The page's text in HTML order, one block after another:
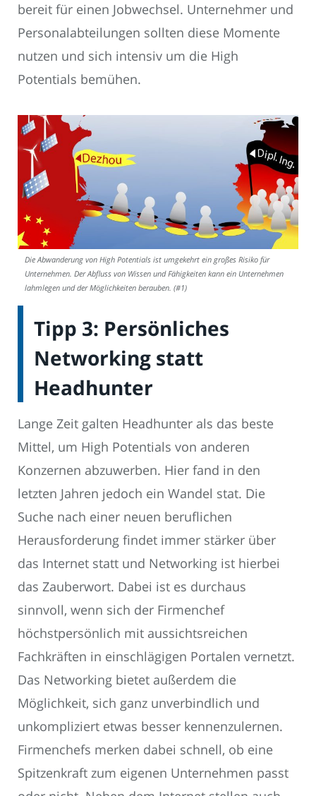
bereit für einen Jobwechsel. Unternehmer und
Personalabteilungen sollten diese Momente
nutzen und sich intensiv um die High
Potentials bemühen.
Die Abwanderung von High Potentials ist umgekehrt ein großes Risiko für
Unternehmen. Der Abfluss von Wissen und Fähigkeiten kann ein Unternehmen
lahmlegen und der Möglichkeiten berauben. (#1)
Tipp 3: Persönliches
Networking statt
Headhunter
Lange Zeit galten Headhunter als das beste
Mittel, um High Potentials von anderen
Konzernen abzuwerben. Hier fand in den
letzten Jahren jedoch ein Wandel stat. Die
Suche nach einer neuen beruflichen
Herausforderung findet immer stärker über
das Internet statt und Networking ist hierbei
das Zauberwort. Dabei ist es durchaus
sinnvoll, wenn sich der Firmenchef
höchstpersönlich mit aussichtsreichen
Fachkräften in einschlägigen Portalen vernetzt.
Das Networking bietet außerdem die
Möglichkeit, sich ganz unverbindlich und
unkompliziert etwas besser kennenzulernen.
Firmenchefs merken dabei schnell, ob eine
Spitzenkraft zum eigenen Unternehmen passt